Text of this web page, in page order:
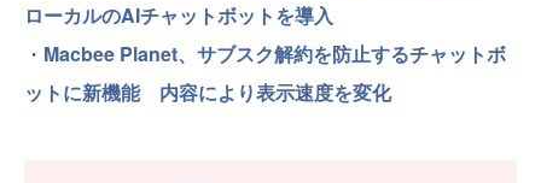
ローカルのAIチャットボットを導入
・ Macbee Planet、サブスク解約を防止するチャットボ
ットに新機能 内容により表示速度を変化